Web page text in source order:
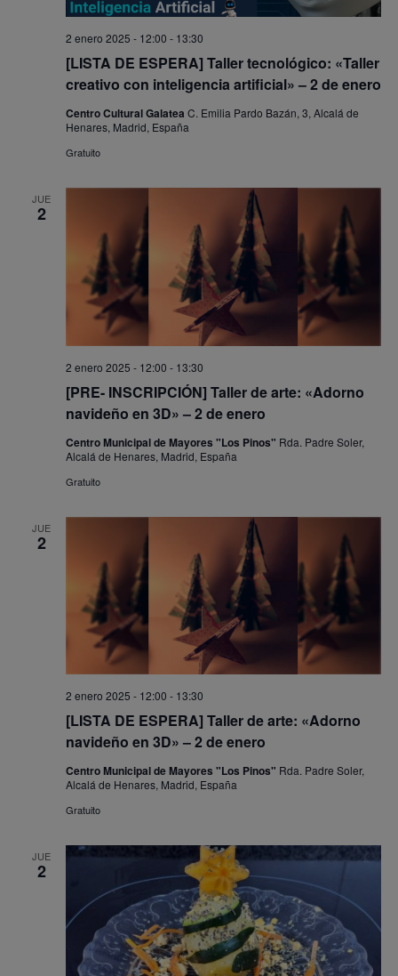
[LISTA DE ESPERA] Taller tecnológico: «Taller
creativo con inteligencia artificial» – 2 de enero
2 enero 2025 - 12:00 - 13:30
Centro Cultural Galatea C. Emilia Pardo Bazán, 3, Alcalá de
Henares, Madrid, España
Gratuito
JUE
2
[PRE- INSCRIPCIÓN] Taller de arte: «Adorno
navideño en 3D» – 2 de enero
2 enero 2025 - 12:00 - 13:30
Centro Municipal de Mayores "Los Pinos" Rda. Padre Soler,
Alcalá de Henares, Madrid, España
Gratuito
JUE
2
[LISTA DE ESPERA] Taller de arte: «Adorno
navideño en 3D» – 2 de enero
2 enero 2025 - 12:00 - 13:30
Centro Municipal de Mayores "Los Pinos" Rda. Padre Soler,
Alcalá de Henares, Madrid, España
Gratuito
JUE
2